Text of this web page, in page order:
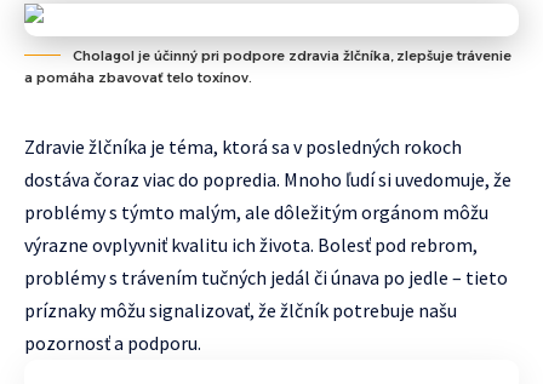
Cholagol je účinný pri podpore zdravia žlčníka, zlepšuje trávenie
a pomáha zbavovať telo toxínov.
Zdravie žlčníka je téma, ktorá sa v posledných rokoch
dostáva čoraz viac do popredia. Mnoho ľudí si uvedomuje, že
problémy s týmto malým, ale dôležitým orgánom môžu
výrazne ovplyvniť kvalitu ich života. Bolesť pod rebrom,
problémy s trávením tučných jedál či únava po jedle – tieto
príznaky môžu signalizovať, že žlčník potrebuje našu
pozornosť a podporu.